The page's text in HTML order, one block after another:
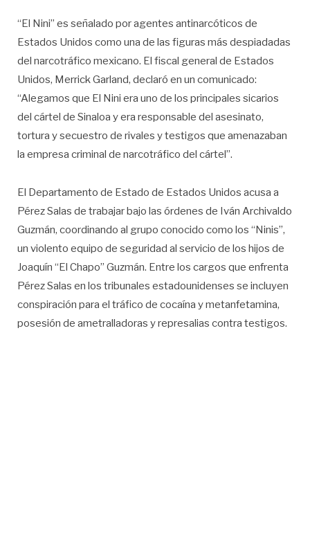
“El Nini” es señalado por agentes antinarcóticos de
Estados Unidos como una de las figuras más despiadadas
del narcotráfico mexicano. El fiscal general de Estados
Unidos, Merrick Garland, declaró en un comunicado:
“Alegamos que El Nini era uno de los principales sicarios
del cártel de Sinaloa y era responsable del asesinato,
tortura y secuestro de rivales y testigos que amenazaban
la empresa criminal de narcotráfico del cártel”.
El Departamento de Estado de Estados Unidos acusa a
Pérez Salas de trabajar bajo las órdenes de Iván Archivaldo
Guzmán, coordinando al grupo conocido como los “Ninis”,
un violento equipo de seguridad al servicio de los hijos de
Joaquín “El Chapo” Guzmán. Entre los cargos que enfrenta
Pérez Salas en los tribunales estadounidenses se incluyen
conspiración para el tráfico de cocaína y metanfetamina,
posesión de ametralladoras y represalias contra testigos.